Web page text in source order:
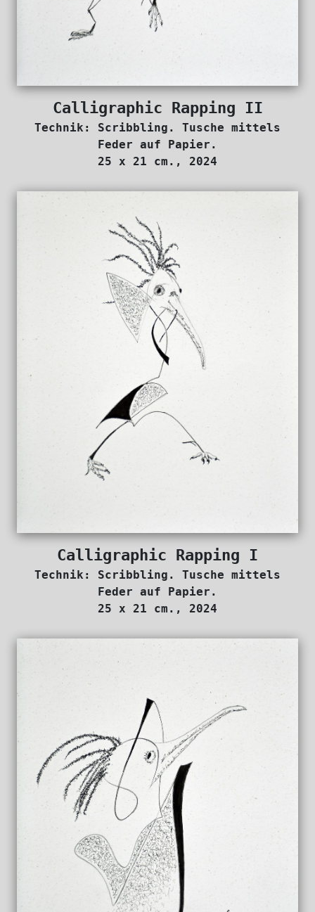
Calligraphic Rapping II
Technik: Scribbling. Tusche mittels
Feder auf Papier.
25 x 21 cm., 2024
Calligraphic Rapping I
Technik: Scribbling. Tusche mittels
Feder auf Papier.
25 x 21 cm., 2024